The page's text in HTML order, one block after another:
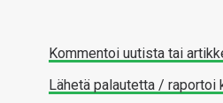
Kommentoi uutista tai
Lähetä palautetta / raportoi